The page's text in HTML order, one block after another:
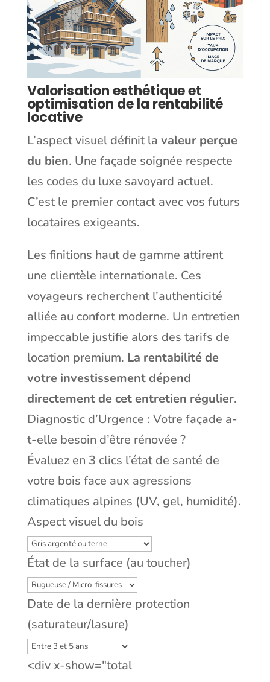
Valorisation esthétique et
optimisation de la rentabilité
locative
L’aspect visuel définit la valeur perçue
du bien. Une façade soignée respecte
les codes du luxe savoyard actuel.
C’est le premier contact avec vos futurs
locataires exigeants.
Les finitions haut de gamme attirent
une clientèle internationale. Ces
voyageurs recherchent l’authenticité
alliée au confort moderne. Un entretien
impeccable justifie alors des tarifs de
location premium. La rentabilité de
votre investissement dépend
directement de cet entretien régulier.
Diagnostic d’Urgence : Votre façade a-
t-elle besoin d’être rénovée ?
Évaluez en 3 clics l’état de santé de
votre bois face aux agressions
climatiques alpines (UV, gel, humidité).
Aspect visuel du bois
État de la surface (au toucher)
Date de la dernière protection
(saturateur/lasure)
<div x-show="total